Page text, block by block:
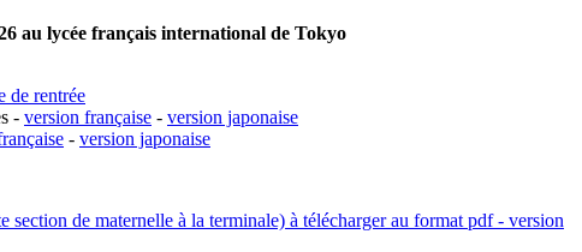
au lycée français international de Tokyo
de rentrée
- version française - version japonaise
- version japonaise
section de maternelle à la terminale) à télécharger au format pdf - version